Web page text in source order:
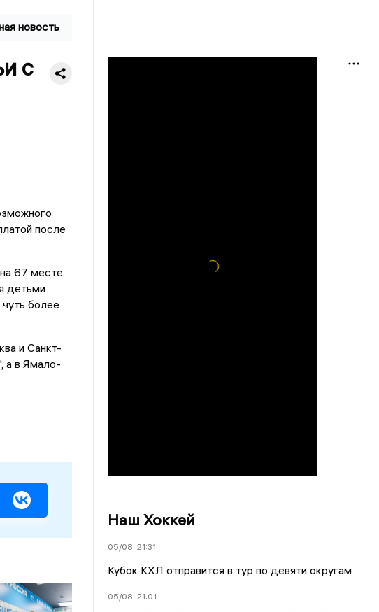
новость
с
после
67 месте.
детьми
более
и Санкт-
а в Ямало-
Наш Хоккей
05/08 21:31
Кубок КХЛ отправится в тур по девяти округам
05/08 21:01